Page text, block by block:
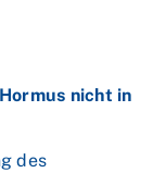
nicht in
des